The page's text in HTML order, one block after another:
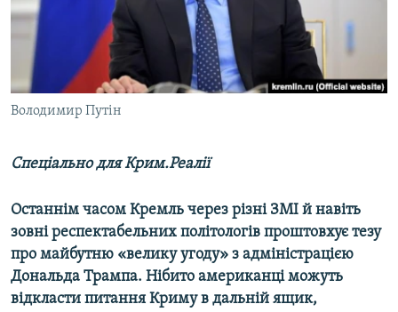
ВІДЕОУРОКИ «ELIFBE»
СВІДЧЕННЯ ОКУПАЦІЇ
УКРАЇНСЬКА ПРОБЛЕМА КРИМУ
ІНФОГРАФІКА
Русский
Qırımtatar
ДОЛУЧАЙСЯ!
Володимир Путін
Спеціально для Крим.Реалії
Останнім часом Кремль через різні ЗМІ й навіть
зовні респектабельних політологів проштовхує тезу
про майбутню «велику угоду» з адміністрацією
Дональда Трампа. Нібито американці можуть
відкласти питання Криму в дальній ящик,